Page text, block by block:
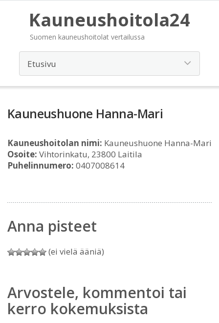
Kauneushoitola24
Suomen kauneushoitolat vertailussa
Kauneushuone Hanna-Mari
Kauneushoitolan nimi: Kauneushuone Hanna-Mari
Osoite: Vihtorinkatu, 23800 Laitila
Puhelinnumero: 0407008614
Anna pisteet
(ei vielä ääniä)
Arvostele, kommentoi tai
kerro kokemuksista